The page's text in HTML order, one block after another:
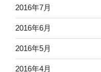
2016年7月
2016年6月
2016年5月
2016年4月